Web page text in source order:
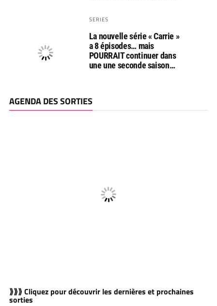
SERIES
La nouvelle série « Carrie »
a 8 épisodes… mais
POURRAIT continuer dans
une une seconde saison…
AGENDA DES SORTIES
⟫⟫⟫ Cliquez pour découvrir les dernières et prochaines
sorties